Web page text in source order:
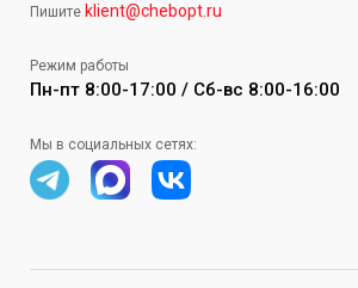
Пишите klient@chebopt.ru
Режим работы
Пн-пт 8:00-17:00 / Сб-вс 8:00-16:00
Мы в социальных сетях: